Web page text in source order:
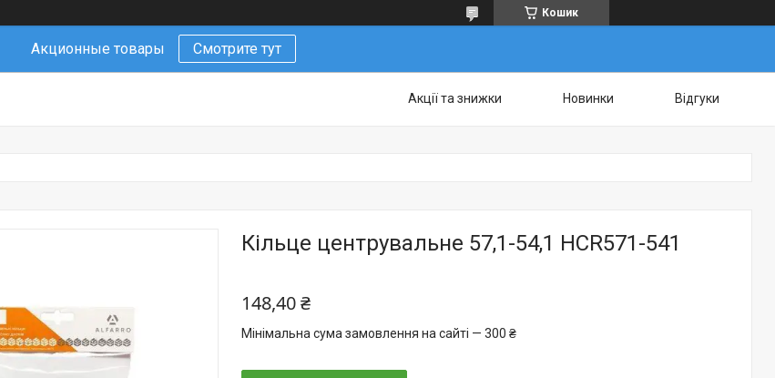
Кошик
Акционные товары Смотрите тут
Акції та знижки Новинки Відгуки
Кільце центрувальне 57,1-54,1 HCR571-541
148,40 ₴
Мінімальна сума замовлення на сайті — 300 ₴